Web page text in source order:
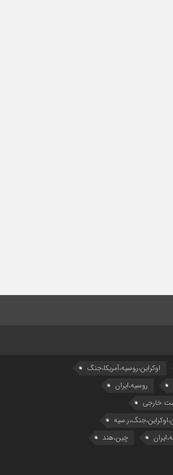
اوکراین،روسیه،آمریکا،جنگ
روسیه،ایران
خارجی
چین،هند